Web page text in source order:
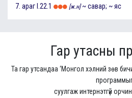
7. араг I.22.1 [ж.н] ~ савар; ~ яс
Гар утасны
Та гар утсандаа ‘Монгол хэлний зөв
суулгаж интернэтгүй